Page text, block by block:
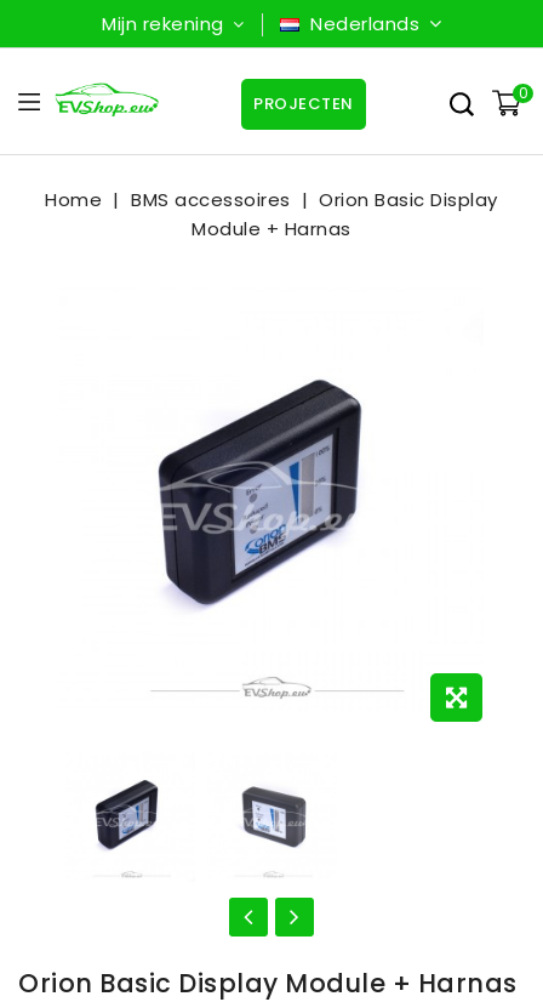
Mijn rekening Nederlands
0
PROJECTEN
Home BMS accessoires
Orion Basic Display
Module + Harnas
Orion Basic Display Module + Harnas